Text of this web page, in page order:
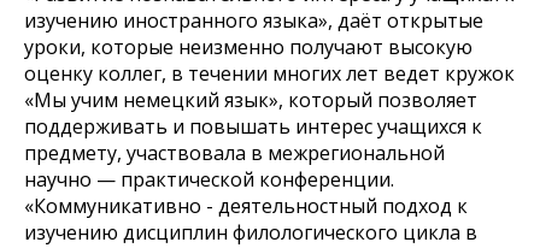
изучению иностранного языка», даёт открытые
уроки, которые неизменно получают высокую
оценку коллег, в течении многих лет ведет кружок
«Мы учим немецкий язык», который позволяет
поддерживать и повышать интерес учащихся к
предмету, участвовала в межрегиональной
научно — практической конференции.
«Коммуникативно - деятельностный подход к
изучению дисциплин филологического цикла в